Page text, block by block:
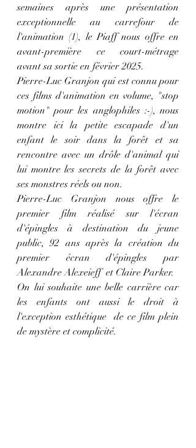
semaines après une présentation
exceptionnelle au carrefour de
l'animation (1), le Piaff nous offre en
avant-première ce court-métrage
avant sa sortie en février 2025.
Pierre-Luc Granjon qui est connu pour
ces films d'animation en volume, "stop
motion" pour les anglophiles :-), nous
montre ici la petite escapade d'un
enfant le soir dans la forêt et sa
rencontre avec un drôle d'animal qui
lui montre les secrets de la forêt avec
ses monstres réels ou non.
Pierre-Luc Granjon nous offre le
premier film réalisé sur l'écran
d'épingles à destination du jeune
public, 92 ans après la création du
premier écran d'épingles par
Alexandre Alexeieff  et Claire Parker.
On lui souhaite une belle carrière car
les enfants ont aussi le droit à
l'exception esthétique  de ce film plein
de mystère et complicité.